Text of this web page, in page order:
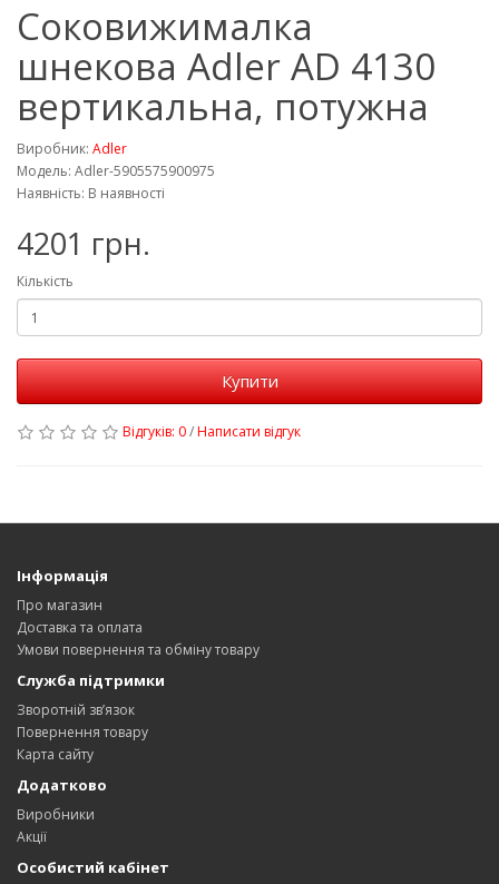
Соковижималка
шнекова Adler AD 4130
вертикальна, потужна
Виробник: Adler
Модель: Adler-5905575900975
Наявність: В наявності
4201 грн.
Кількість
Купити
Відгуків: 0/Написати відгук
Інформація
Про магазин
Доставка та оплата
Умови повернення та обміну товару
Служба підтримки
Зворотній зв’язок
Повернення товару
Карта сайту
Додатково
Виробники
Акції
Особистий кабінет